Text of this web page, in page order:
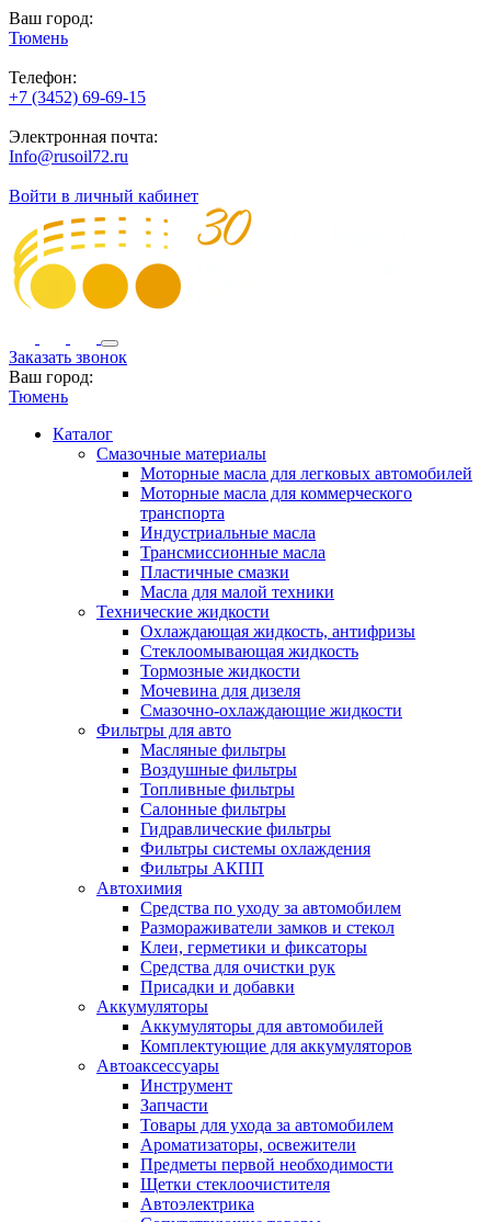
Ваш город:
Тюмень
Телефон:
+7 (3452) 69-69-15
Электронная почта:
Info@rusoil72.ru
Войти в личный кабинет
Заказать звонок
Ваш город:
Тюмень
Каталог
Смазочные материалы
Моторные масла для легковых автомобилей
Моторные масла для коммерческого
транспорта
Индустриальные масла
Трансмиссионные масла
Пластичные смазки
Масла для малой техники
Технические жидкости
Охлаждающая жидкость, антифризы
Стеклоомывающая жидкость
Тормозные жидкости
Мочевина для дизеля
Смазочно-охлаждающие жидкости
Фильтры для авто
Масляные фильтры
Воздушные фильтры
Топливные фильтры
Салонные фильтры
Гидравлические фильтры
Фильтры системы охлаждения
Фильтры АКПП
Автохимия
Средства по уходу за автомобилем
Размораживатели замков и стекол
Клеи, герметики и фиксаторы
Средства для очистки рук
Присадки и добавки
Аккумуляторы
Аккумуляторы для автомобилей
Комплектующие для аккумуляторов
Автоаксессуары
Инструмент
Запчасти
Товары для ухода за автомобилем
Ароматизаторы, освежители
Предметы первой необходимости
Щетки стеклоочистителя
Автоэлектрика